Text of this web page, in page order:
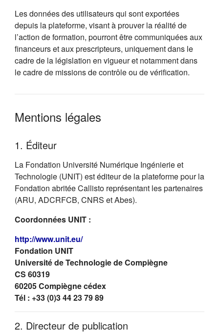
Les données des utilisateurs qui sont exportées
depuis la plateforme, visant à prouver la réalité de
l’action de formation, pourront être communiquées aux
financeurs et aux prescripteurs, uniquement dans le
cadre de la législation en vigueur et notamment dans
le cadre de missions de contrôle ou de vérification.
Mentions légales
1. Éditeur
La Fondation Université Numérique Ingénierie et
Technologie (UNIT) est éditeur de la plateforme pour la
Fondation abritée Callisto représentant les partenaires
(ARU, ADCRFCB, CNRS et Abes).
Coordonnées UNIT :
http://www.unit.eu/(s'ouvre dans un nouvel onglet)
Fondation UNIT
Université de Technologie de Compiègne
CS 60319
60205 Compiègne cédex
Tél : +33 (0)3 44 23 79 89
2. Directeur de publication